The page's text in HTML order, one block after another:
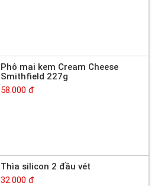
Phô mai kem Cream Cheese
Smithfield 227g
58.000 đ
Thìa silicon 2 đầu vét
32.000 đ